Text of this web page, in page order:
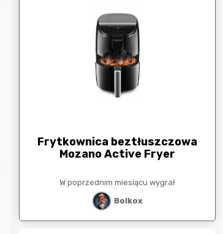
Frytkownica beztłuszczowa
Mozano Active Fryer
W poprzednim miesiącu wygrał
Bolkox